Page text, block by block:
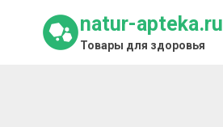
содержимому
natur-apteka.ru
Товары для здоровья